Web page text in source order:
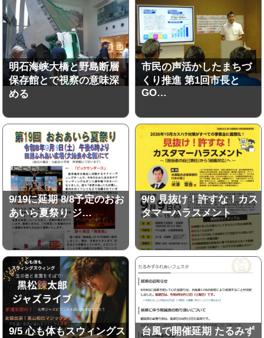
明石海峡大橋と野島断層
保存館とで視察の意味深
める
市民の声活かしたまちづ
くり推進 第1回市長と
GO…
9/19に延期 8/8予定のおお
あいら夏祭り ジ…
9/9 見抜け！許すな！カス
タマーハラスメント
9/5 心も体もスウィングス
台風で開催延期 たるみず